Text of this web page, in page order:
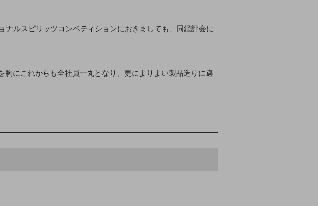
ルスピリッツコンペティションにおきましても、同鑑評会に
にこれからも全社員一丸となり、更によりよい製品造りに邁